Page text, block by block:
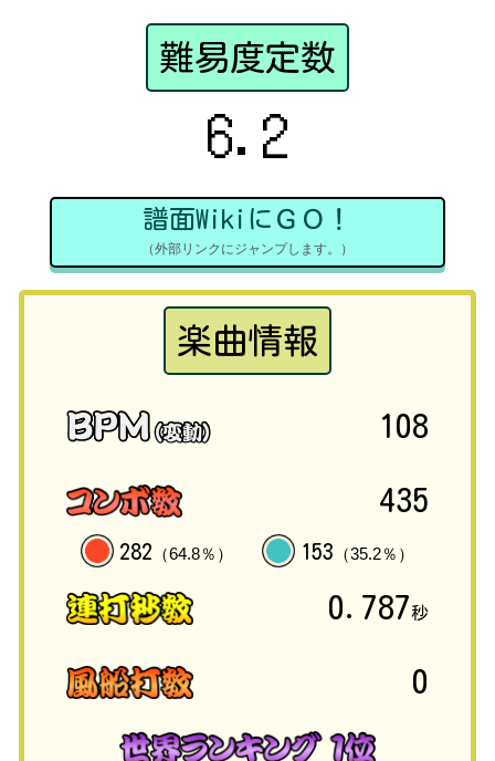
難易度定数
6.2
譜面WikiにＧＯ！
（外部リンクにジャンプします。）
楽曲情報
108
435
282 （64.8％） 153 （35.2％）
0.787秒
0